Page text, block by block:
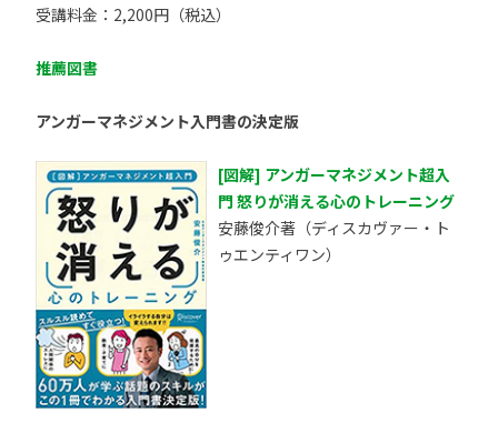
受講料金：2,200円（税込）
推薦図書
アンガーマネジメント入門書の決定版
[図解] アンガーマネジメント超入
門 怒りが消える心のトレーニング
安藤俊介著（ディスカヴァー・ト
ゥエンティワン）